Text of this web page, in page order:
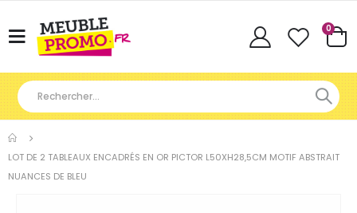
Basculer
Cart
0
LOT DE 2 TABLEAUX ENCADRÉS EN OR PICTOR L50XH28,5CM MOTIF ABSTRAIT
NUANCES DE BLEU